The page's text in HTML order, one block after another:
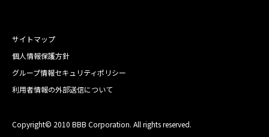
Copyright© 2010 BBB Corporation. All rights reserved.
サイトマップ
個人情報保護方針
グループ情報セキュリティポリシー
利用者情報の外部送信について